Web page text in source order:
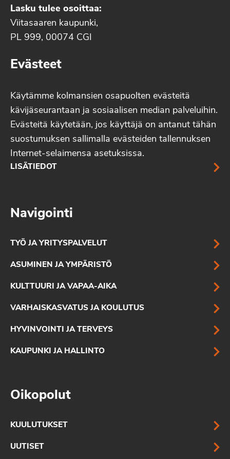
Lasku tulee osoittaa:
Viitasaaren kaupunki,
PL 999, 00074 CGI
Evästeet
Käytämme kolmansien osapuolten evästeitä
kävijäseurantaan ja sosiaalisen median palveluihin.
Evästeitä käytetään, jos käyttäjä on antanut tähän
suostumuksen sallimalla evästeiden tallennuksen
Internet-selaimensa asetuksissa.
LISÄTIEDOT
Navigointi
TYÖ JA YRITYSPALVELUT
ASUMINEN JA YMPÄRISTÖ
KULTTUURI JA VAPAA-AIKA
VARHAISKASVATUS JA KOULUTUS
HYVINVOINTI JA TERVEYS
KAUPUNKI JA HALLINTO
Oikopolut
KUULUTUKSET
UUTISET